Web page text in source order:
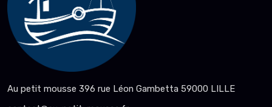
Au petit mousse 396 rue Léon Gambetta 59000 LILLE